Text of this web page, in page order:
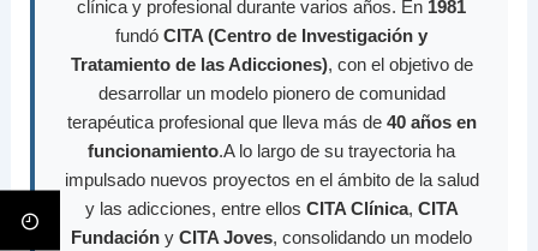
clínica y profesional durante varios años. En 1981
fundó CITA (Centro de Investigación y
Tratamiento de las Adicciones), con el objetivo de
desarrollar un modelo pionero de comunidad
terapéutica profesional que lleva más de 40 años en
funcionamiento.A lo largo de su trayectoria ha
impulsado nuevos proyectos en el ámbito de la salud
y las adicciones, entre ellos CITA Clínica, CITA
Fundación y CITA Joves, consolidando un modelo